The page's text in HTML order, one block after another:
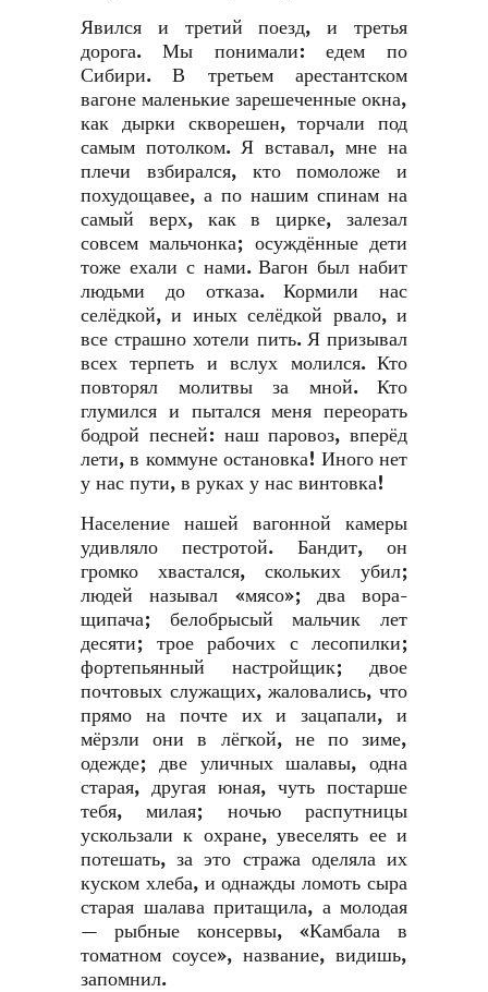
Явился и третий поезд, и третья
дорога. Мы понимали: едем по
Сибири. В третьем арестантском
вагоне маленькие зарешеченные окна,
как дырки скворешен, торчали под
самым потолком. Я вставал, мне на
плечи взбирался, кто помоложе и
похудощавее, а по нашим спинам на
самый верх, как в цирке, залезал
совсем мальчонка; осуждённые дети
тоже ехали с нами. Вагон был набит
людьми до отказа. Кормили нас
селёдкой, и иных селёдкой рвало, и
все страшно хотели пить. Я призывал
всех терпеть и вслух молился. Кто
повторял молитвы за мной. Кто
глумился и пытался меня переорать
бодрой песней: наш паровоз, вперёд
лети, в коммуне остановка! Иного нет
у нас пути, в руках у нас винтовка!
Население нашей вагонной камеры
удивляло пестротой. Бандит, он
громко хвастался, скольких убил;
людей называл «мясо»; два вора-
щипача; белобрысый мальчик лет
десяти; трое рабочих с лесопилки;
фортепьянный настройщик; двое
почтовых служащих, жаловались, что
прямо на почте их и зацапали, и
мёрзли они в лёгкой, не по зиме,
одежде; две уличных шалавы, одна
старая, другая юная, чуть постарше
тебя, милая; ночью распутницы
ускользали к охране, увеселять ее и
потешать, за это стража оделяла их
куском хлеба, и однажды ломоть сыра
старая шалава притащила, а молодая
— рыбные консервы, «Камбала в
томатном соусе», название, видишь,
запомнил.